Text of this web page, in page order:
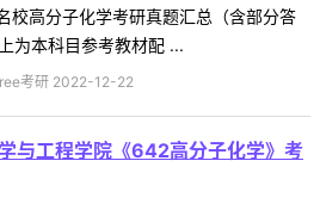
校高分子化学考研真题汇总（含部分答
为本科目参考教材配 ...
考研 2022-12-22
与工程学院《642高分子化学》考